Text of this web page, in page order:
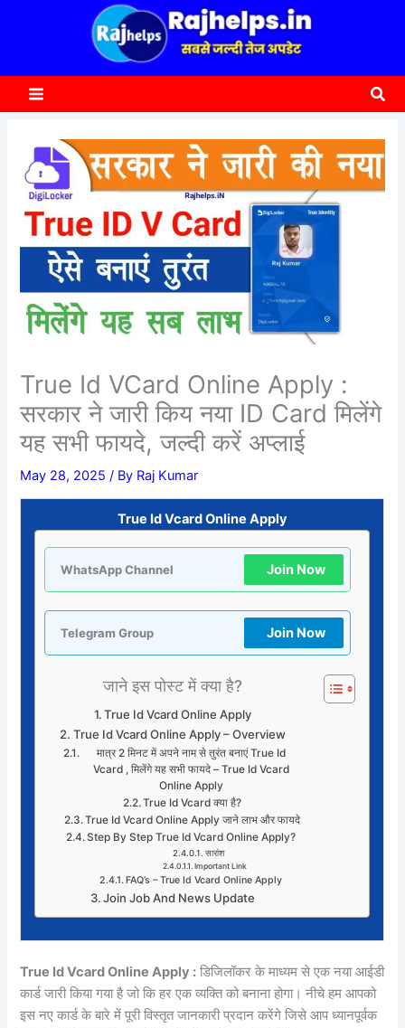
True Id VCard Online Apply :
सरकार ने जारी किय नया ID Card मिलेंगे
यह सभी फायदे, जल्दी करें अप्लाई
May 28, 2025/ By Raj Kumar
True Id Vcard Online Apply
WhatsApp Channel Join Now
Telegram Group Join Now
जाने इस पोस्ट में क्या है?
True Id Vcard Online Apply
True Id Vcard Online Apply – Overview
मात्र 2 मिनट में अपने नाम से तुरंत बनाएं True Id
Vcard , मिलेंगे यह सभी फायदे – True Id Vcard
Online Apply
True Id Vcard क्या है?
True Id Vcard Online Apply जाने लाभ और फायदे
Step By Step True Id Vcard Online Apply?
सारांश
Important Link
FAQ’s – True Id Vcard Online Apply
Join Job And News Update
True Id Vcard Online Apply : डिजिलॉकर के माध्यम से एक नया आईडी
कार्ड जारी किया गया है जो कि हर एक व्यक्ति को बनाना होगा। नीचे हम आपको
इस नए कार्ड के बारे में पूरी विस्तृत जानकारी प्रदान करेंगे जिसे आप ध्यानपूर्वक
c